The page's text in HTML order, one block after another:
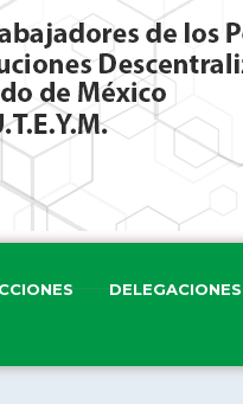
DELEGACIONES